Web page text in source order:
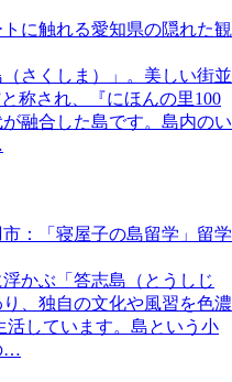
に触れる愛知県の隠れた観
さくしま）」。美しい街並
称され、『にほんの里100
融合した島です。島内のい
：「寝屋子の島留学」留学
かぶ「答志島（とうしじ
、独自の文化や風習を色濃
活しています。島という小
…